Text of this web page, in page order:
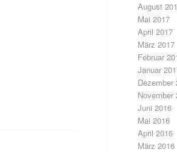
August
Mai 2017
April 2017
März 2017
Februar
Januar
Dezember
November
Juni 2016
Mai 2016
April 2016
März 2016